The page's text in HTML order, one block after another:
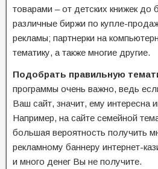
товарами – от детских книжек до
различные биржи по купле-
рекламы; партнерки на
тематику, а также многие другие.
Подобрать правильную
программы очень важно, ведь
Ваш сайт, значит, ему интересна
Например, на сайте семейной
большая вероятность получить
рекламному баннеру интернет-
и много денег Вы не получите.